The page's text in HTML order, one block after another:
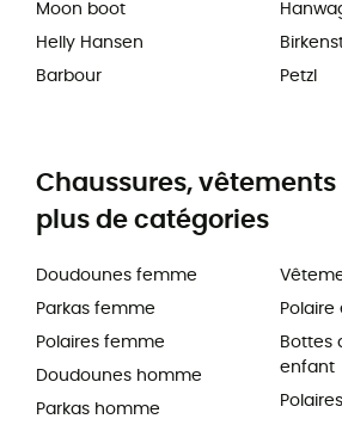
Moon boot
Helly Hansen
Barbour
Petzl
Chaussures,
plus de catégories
Doudounes femme
Parkas femme
Polaires femme
Doudounes homme
Parkas homme
Bottes
enfant